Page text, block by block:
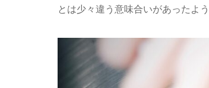
とは少々違う意味合いがあったよう